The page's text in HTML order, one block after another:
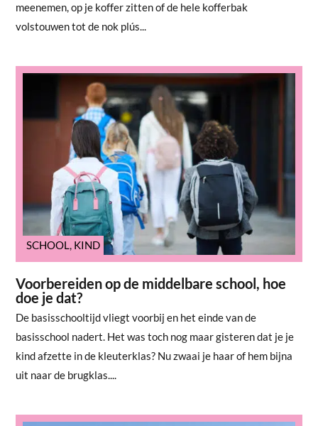
meenemen, op je koffer zitten of de hele kofferbak
volstouwen tot de nok plús...
SCHOOL KIND
Voorbereiden op de middelbare school, hoe
doe je dat?
De basisschooltijd vliegt voorbij en het einde van de
basisschool nadert. Het was toch nog maar gisteren dat je je
kind afzette in de kleuterklas? Nu zwaai je haar of hem bijna
uit naar de brugklas....